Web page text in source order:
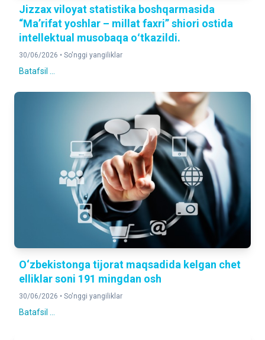
Jizzax viloyat statistika boshqarmasida
“Maʼrifat yoshlar – millat faxri” shiori ostida
intellektual musobaqa oʻtkazildi.
30/06/2026 • So'nggi yangiliklar
Batafsil ...
O‘zbekistonga tijorat maqsadida kelgan chet
elliklar soni 191 mingdan osh
30/06/2026 • So'nggi yangiliklar
Batafsil ...